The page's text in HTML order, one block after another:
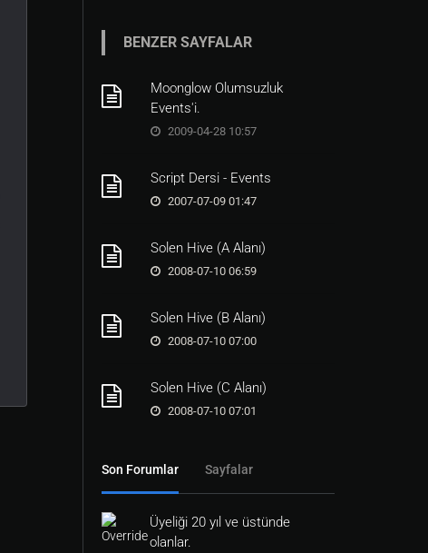
BENZER SAYFALAR
Moonglow Olumsuzluk
Events'i.
2009-04-28 10:57
Script Dersi - Events
2007-07-09 01:47
Solen Hive (A Alanı)
2008-07-10 06:59
Solen Hive (B Alanı)
2008-07-10 07:00
Solen Hive (C Alanı)
2008-07-10 07:01
Son Forumlar Sayfalar
Üyeliği 20 yıl ve üstünde
olanlar.